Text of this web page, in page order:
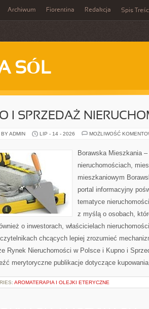
Archiwum Fiorentina Redakcja Spis
SÓL
I SPRZEDAŻ
ADMIN LIP - 14 - 2026 MOŻLIWOŚĆ
Borawska Mieszkania
nieruchomościach,
mieszkaniowym
portal informacyjny
tematyce
z myślą o osobach,
o inwestorach, właścicielach
chcących lepiej zrozumieć
Rynek Nieruchomości w Polsce i Kupno i
merytoryczne publikacje dotyczące
AROMATERAPIA I OLEJKI ETERYCZNE